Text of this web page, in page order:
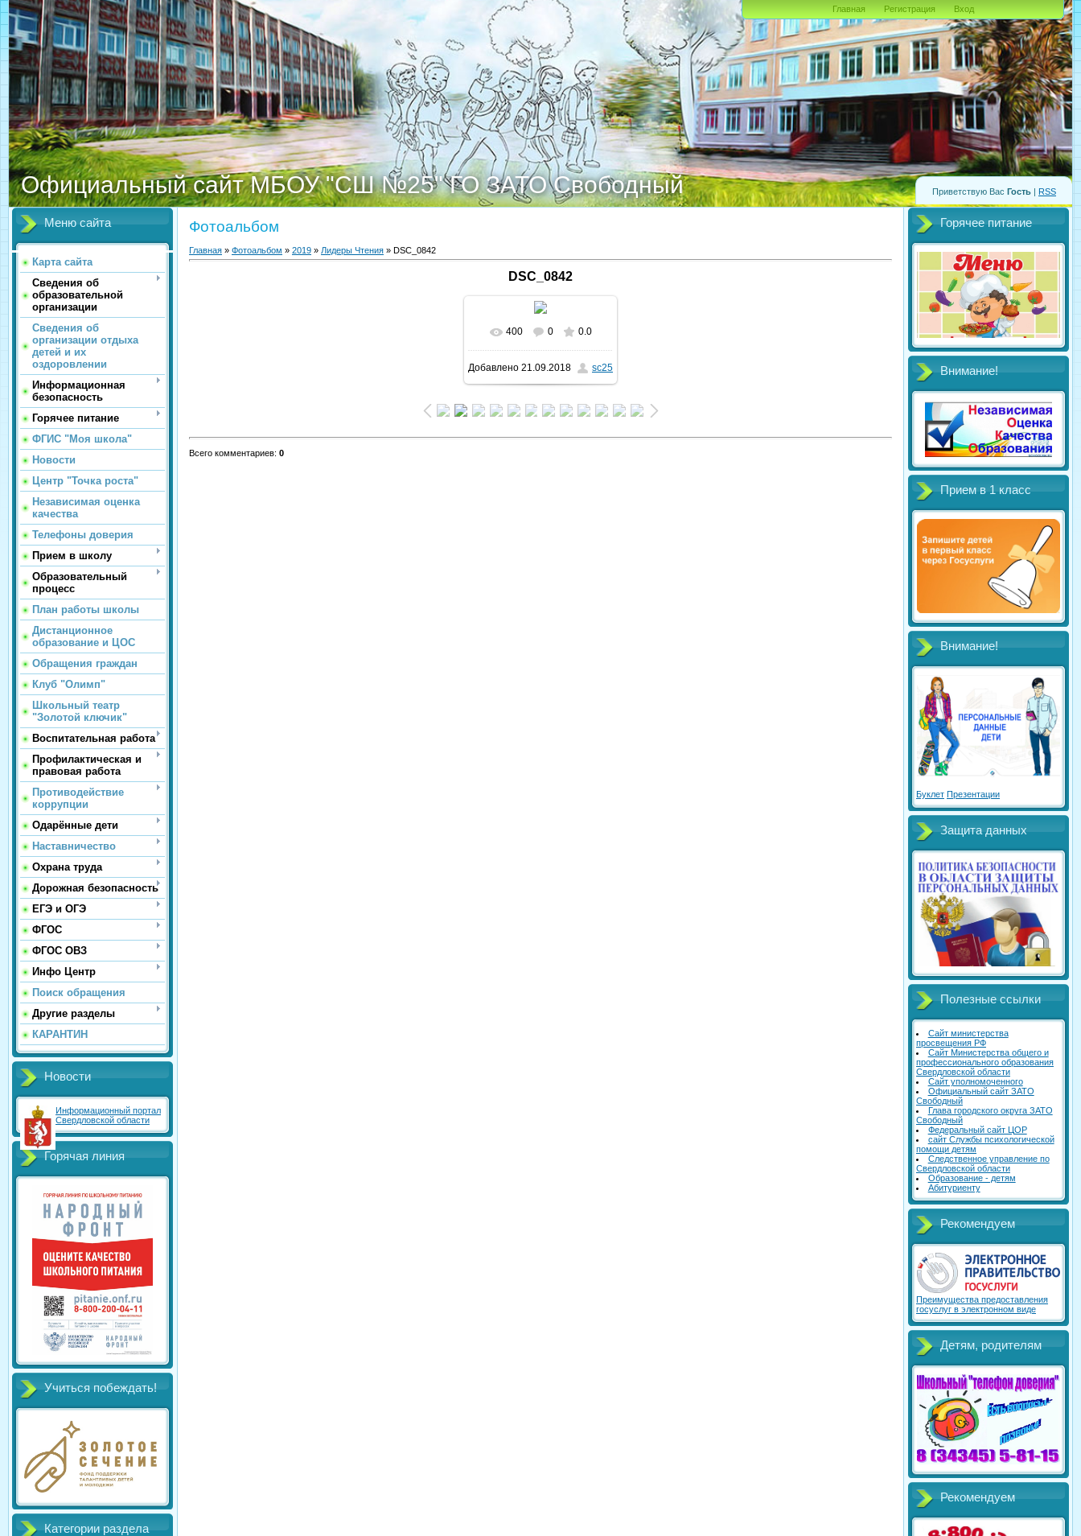
Приветствую Вас Гость | RSS
Официальный сайт МБОУ "СШ №25" ГО ЗАТО Свободный
Главная Регистрация Вход
Меню сайта
Карта сайта
Сведения об
образовательной
организации
Сведения об
организации отдыха
детей и их
оздоровлении
Информационная
безопасность
Горячее питание
ФГИС "Моя школа"
Новости
Центр "Точка роста"
Независимая оценка
качества
Телефоны доверия
Прием в школу
Образовательный
процесс
План работы школы
Дистанционное
образование и ЦОС
Обращения граждан
Клуб "Олимп"
Школьный театр
"Золотой ключик"
Воспитательная работа
Профилактическая и
правовая работа
Противодействие
коррупции
Одарённые дети
Наставничество
Охрана труда
Дорожная безопасность
ЕГЭ и ОГЭ
ФГОС
ФГОС ОВЗ
Инфо Центр
Поиск обращения
Другие разделы
КАРАНТИН
Новости
Информационный портал
Свердловской области
Горячая линия
Учиться побеждать!
Категории раздела
Фотоальбом
Главная » Фотоальбом » 2019 » Лидеры Чтения » DSC_0842
DSC_0842
400 0 0.0
Добавлено 21.09.2018 sc25
Всего комментариев: 0
Горячее питание
Внимание!
Прием в 1 класс
Внимание!
Буклет Презентации
Защита данных
Полезные ссылки
Сайт министерства
просвещения РФ
Сайт Министерства общего и
профессионального образования
Свердловской области
Сайт уполномоченного
Официальный сайт ЗАТО
Свободный
Глава городского округа ЗАТО
Свободный
Федеральный сайт ЦОР
сайт Службы психологической
помощи детям
Следственное управление по
Свердловской области
Образование - детям
Абитуриенту
Рекомендуем
Преимущества предоставления
госуслуг в электронном виде
Детям, родителям
Рекомендуем